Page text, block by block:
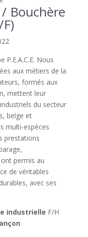
Bouchère
Nous
aux métiers de la
formés aux
mettent leur
du secteur
belge et
multi-espèces
prestations
permis au
de véritables
avec ses
industrielle F/H